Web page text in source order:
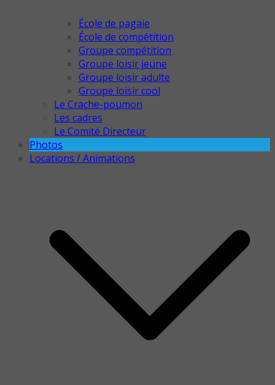
École de pagaie
École de compétition
Groupe compétition
Groupe loisir jeune
Groupe loisir adulte
Groupe loisir cool
Le Crache-poumon
Les cadres
Le Comité Directeur
Photos
Locations / Animations